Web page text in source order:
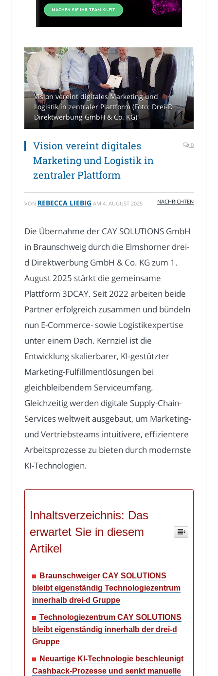
Vision vereint digitales Marketing und
Logistik in zentraler Plattform (Foto: Drei-D
Direktwerbung GmbH & Co. KG)
Vision vereint digitales
Marketing und Logistik in
zentraler Plattform
0
VON REBECCA LIEBIG AM 4. AUGUST 2025 NACHRICHTEN
Die Übernahme der CAY SOLUTIONS GmbH
in Braunschweig durch die Elmshorner drei-
d Direktwerbung GmbH & Co. KG zum 1.
August 2025 stärkt die gemeinsame
Plattform 3DCAY. Seit 2022 arbeiten beide
Partner erfolgreich zusammen und bündeln
nun E-Commerce- sowie Logistikexpertise
unter einem Dach. Kernziel ist die
Entwicklung skalierbarer, KI-gestützter
Marketing-Fulfillmentlösungen bei
gleichbleibendem Serviceumfang.
Gleichzeitig werden digitale Supply-Chain-
Services weltweit ausgebaut, um Marketing-
und Vertriebsteams intuitivere, effizientere
Arbeitsprozesse zu bieten durch modernste
KI-Technologien.
Inhaltsverzeichnis: Das
erwartet Sie in diesem
Artikel
Braunschweiger CAY SOLUTIONS
bleibt eigenständig Technologiezentrum
innerhalb drei-d Gruppe
Technologiezentrum CAY SOLUTIONS
bleibt eigenständig innerhalb der drei-d
Gruppe
Neuartige KI-Technologie beschleunigt
Cashback-Prozesse und senkt manuelle